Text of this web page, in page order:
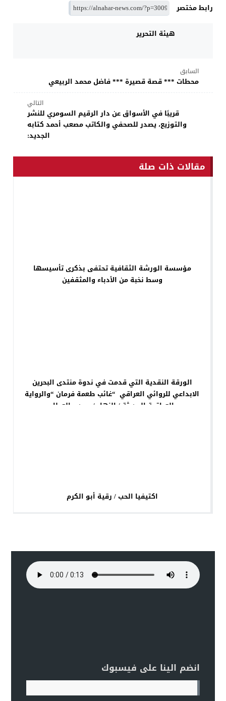
رابط مختصر
هيئة التحرير
السابق
محطات *** ​قصة قصيرة *** فاضل محمد الربيعي
التالي
قريبًا في الأسواق عن دار الرقيم السومري للنشر
والتوزيع، يصدر للصحفي والكاتب مصعب أحمد كتابه
الجديد:
مقالات ذات صلة
مؤسسة الورشة الثقافية تحتفى بذكرى تأسيسها
وسط نخبة من الأدباء والمثقفين
الورقة النقدية التي قدمت في ندوة منتدى البحرين
الابداعي للروائي العراقي “غائب طعمة فرمان “والرواية
العراقية الحديثة / النهار / حمدي العطار
اكتيفيا الحب / رقية أبو الكرم
انضم الينا على فيسبوك